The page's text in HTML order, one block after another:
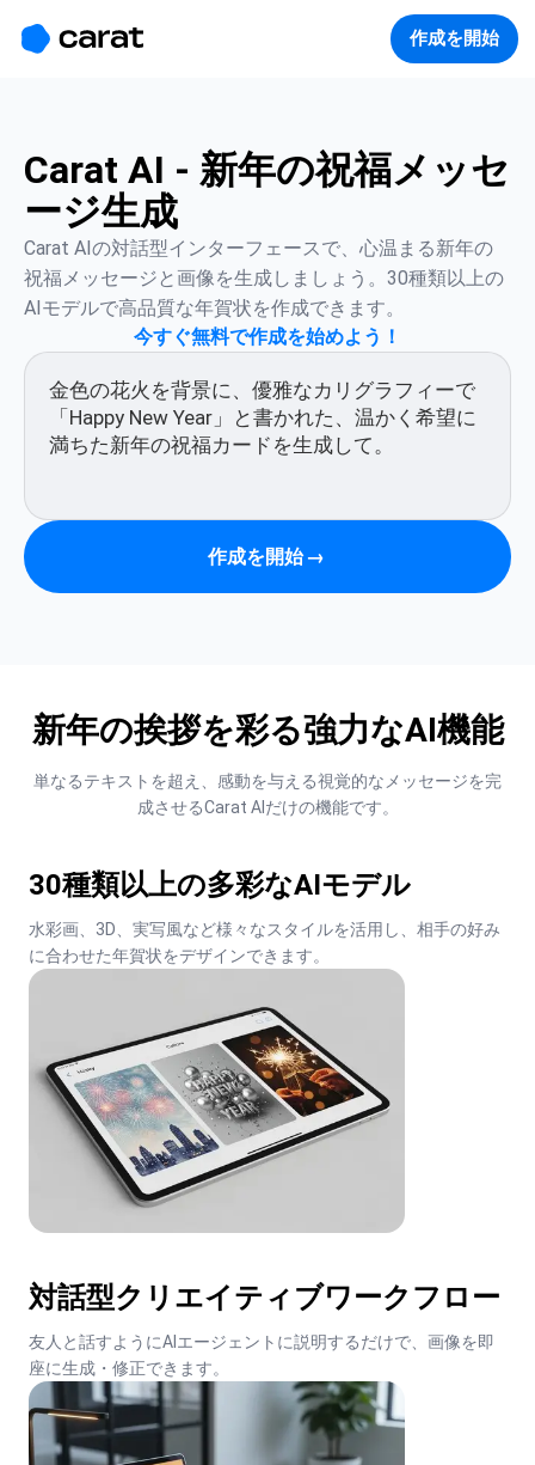
作成を開始
Carat AI - 新年の祝福メッセ
ージ生成
Carat AIの対話型インターフェースで、心温まる新年の
祝福メッセージと画像を生成しましょう。30種類以上の
AIモデルで高品質な年賀状を作成できます。
今すぐ無料で作成を始めよう！
作成を開始 →
新年の挨拶を彩る強力なAI機能
単なるテキストを超え、感動を与える視覚的なメッセージを完
成させるCarat AIだけの機能です。
30種類以上の多彩なAIモデル
水彩画、3D、実写風など様々なスタイルを活用し、相手の好み
に合わせた年賀状をデザインできます。
対話型クリエイティブワークフロー
友人と話すようにAIエージェントに説明するだけで、画像を即
座に生成・修正できます。